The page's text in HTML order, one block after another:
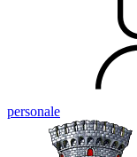
personale